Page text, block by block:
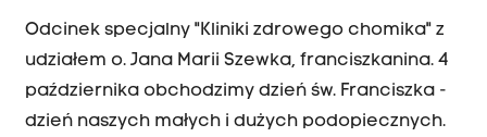
Odcinek specjalny "Kliniki zdrowego chomika" z
udziałem o. Jana Marii Szewka, franciszkanina. 4
października obchodzimy dzień św. Franciszka -
dzień naszych małych i dużych podopiecznych.